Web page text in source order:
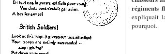
régiments
expliquait
pourquoi.